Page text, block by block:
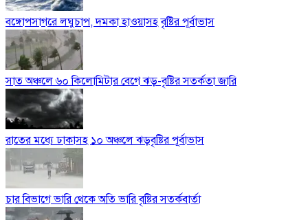
বঙ্গোপসাগরে লঘুচাপ, দমকা হাওয়াসহ বৃষ্টির পূর্বাভাস
সাত অঞ্চলে ৬০ কিলোমিটার বেগে ঝড়-বৃষ্টির সতর্কতা জারি
রাতের মধ্যে ঢাকাসহ ১০ অঞ্চলে ঝড়বৃষ্টির পূর্বাভাস
চার বিভাগে ভারি থেকে অতি ভারি বৃষ্টির সতর্কবার্তা